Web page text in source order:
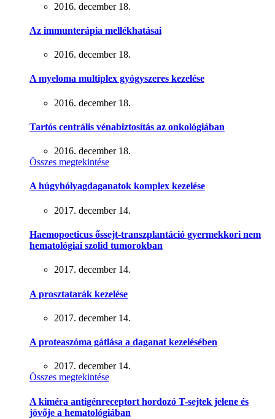
2016. december 18.
Az immunterápia mellékhatásai
2016. december 18.
A myeloma multiplex gyógyszeres kezelése
2016. december 18.
Tartós centrális vénabiztosítás az onkológiában
2016. december 18.
Összes megtekintése
A húgyhólyagdaganatok komplex kezelése
2017. december 14.
Haemopoeticus őssejt-transzplantáció gyermekkori nem
hematológiai szolid tumorokban
2017. december 14.
A prosztatarák kezelése
2017. december 14.
A proteaszóma gátlása a daganat kezelésében
2017. december 14.
Összes megtekintése
A kiméra antigénreceptort hordozó T-sejtek jelene és
jövője a hematológiában